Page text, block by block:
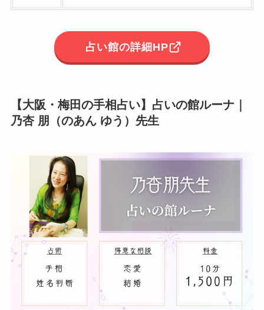
占い館の詳細HP
【大阪・梅田の手相占い】 占いの館ルーナ
乃杏 朋（のあん ゆう）先生